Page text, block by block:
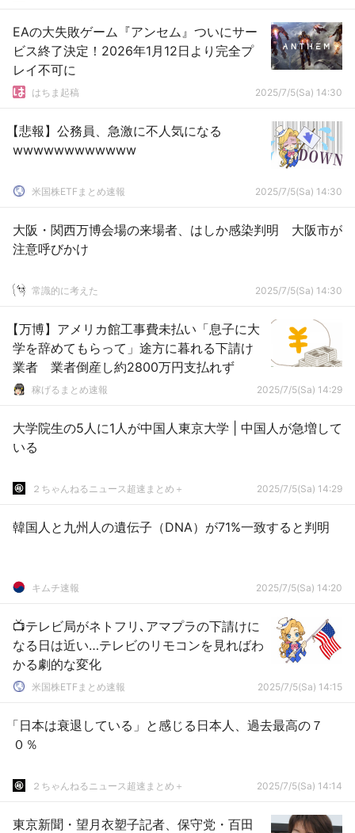
EAの大失敗ゲーム『アンセム』ついにサー
ビス終了決定！2026年1月12日より完全プ
レイ不可に
はちま起稿 2025/7/5(Sa) 14:30
【悲報】公務員、急激に不人気になる
wwwwwwwwwwww
米国株ETFまとめ速報 2025/7/5(Sa) 14:30
大阪・関西万博会場の来場者、はしか感染判明 大阪市が
注意呼びかけ
常識的に考えた 2025/7/5(Sa) 14:30
【万博】アメリカ館工事費未払い「息子に大
学を辞めてもらって」途方に暮れる下請け
業者 業者倒産し約2800万円支払れず
稼げるまとめ速報 2025/7/5(Sa) 14:29
大学院生の5人に1人が中国人東京大学 | 中国人が急増して
いる
２ちゃんねるニュース超速まとめ＋ 2025/7/5(Sa) 14:29
韓国人と九州人の遺伝子（DNA）が71%一致すると判明
キムチ速報 2025/7/5(Sa) 14:20
📺テレビ局がネトフリ､アマプラの下請けに
なる日は近い…テレビのリモコンを見ればわ
かる劇的な変化
米国株ETFまとめ速報 2025/7/5(Sa) 14:15
「日本は衰退している」と感じる日本人、過去最高の７
０％
２ちゃんねるニュース超速まとめ＋ 2025/7/5(Sa) 14:14
東京新聞・望月衣塑子記者、保守党・百田